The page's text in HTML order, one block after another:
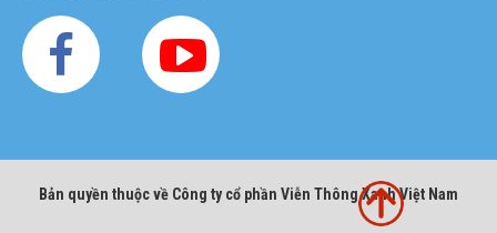
Bản quyền thuộc về Công ty cổ phần Viễn Thông Xanh Việt Nam